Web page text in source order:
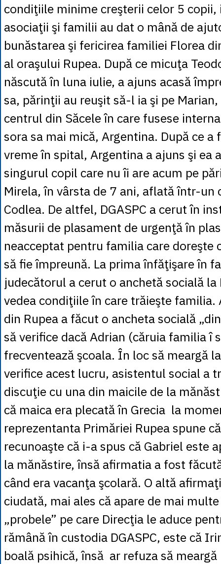
condiţiile minime creşterii celor 5 copii,
asociaţii şi familii au dat o mână de
bunăstarea şi fericirea familiei Florea
al oraşului Rupea. După ce micuţa
născută în luna iulie, a ajuns acasă
sa, părinţii au reuşit să-l ia şi pe
centrul din Săcele în care fusese
sora sa mai mică, Argentina. După ce
vreme în spital, Argentina a ajuns şi ea
singurul copil care nu îi are acum pe
Mirela, în vârsta de 7 ani, aflată într-un
Codlea. De altfel, DGASPC a cerut în
măsurii de plasament de urgenţă în
neacceptat pentru familia care doreşte
să fie împreună. La prima înfăţişare în
judecătorul a cerut o anchetă socială la
vedea condiţiile în care trăieşte
din Rupea a făcut o ancheta socială
să verifice dacă Adrian (căruia familia î
frecventează şcoala. În loc să meargă
verifice acest lucru, asistentul social a
discuţie cu una din maicile de la
că maica era plecată în Grecia la
reprezentanta Primăriei Rupea spune
recunoaşte că i-a spus că Gabriel este
la mănăstire, însă afirmatia a fost
când era vacanţa şcolară. O altă
ciudată, mai ales că apare de mai
„probele” pe care Direcţia le aduce
rămână în custodia DGASPC, este că
boală psihică, însă ar refuza să